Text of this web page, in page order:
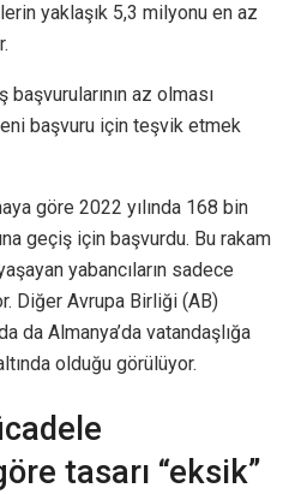
yaklaşık 5,3 milyonu en az
başvurularının az olması
başvuru için teşvik etmek
göre 2022 yılında 168 bin
geçiş için başvurdu. Bu rakam
yabancıların sadece
Diğer Avrupa Birliği (AB)
da Almanya’da vatandaşlığa
olduğu görülüyor.
tasarı “eksik”